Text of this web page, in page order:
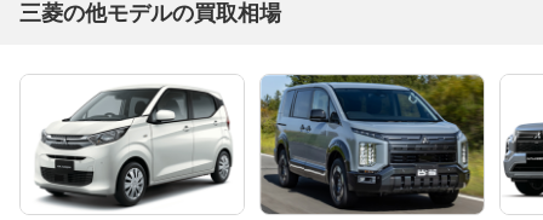
三菱の他モデルの買取相場